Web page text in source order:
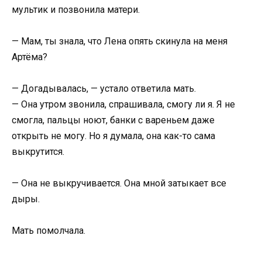
мультик и позвонила матери.
— Мам, ты знала, что Лена опять скинула на меня
Артёма?
— Догадывалась, — устало ответила мать.
— Она утром звонила, спрашивала, смогу ли я. Я не
смогла, пальцы ноют, банки с вареньем даже
открыть не могу. Но я думала, она как-то сама
выкрутится.
— Она не выкручивается. Она мной затыкает все
дыры.
Мать помолчала.